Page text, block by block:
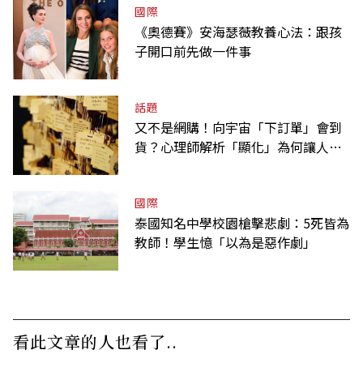
國際
《奧德賽》安海瑟薇教養心法：跟孩
子開口前先做一件事
話題
又不是網購！向宇宙「下訂單」會到
貨？心理師解析「顯化」為何讓人無
國際
泰國知名中學校園槍擊悲劇：5死皆為
教師！學生憶「以為是惡作劇」
看此文章的人也看了..